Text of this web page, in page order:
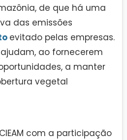
de que há uma
das emissões
evitado pelas empresas.
ao fornecerem
a manter
vegetal
com a participação